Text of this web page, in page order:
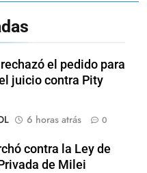
el pedido para
juicio contra Pity
6 horas atrás 0
contra la Ley de
de Milei